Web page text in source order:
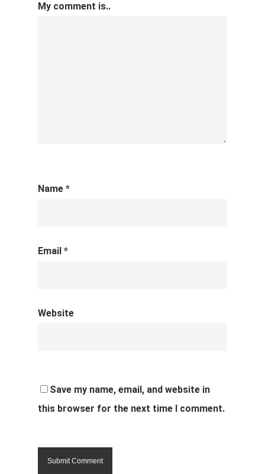
My comment is..
Name *
Email *
Website
Save my name, email, and website in
this browser for the next time I comment.